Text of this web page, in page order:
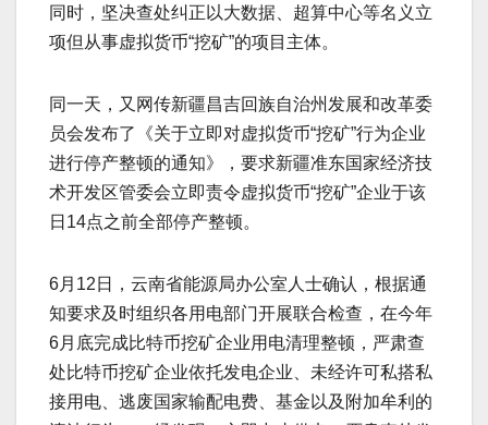
同时，坚决查处纠正以大数据、超算中心等名义立
项但从事虚拟货币“挖矿”的项目主体。
同一天，又网传新疆昌吉回族自治州发展和改革委
员会发布了《关于立即对虚拟货币“挖矿”行为企业
进行停产整顿的通知》，要求新疆准东国家经济技
术开发区管委会立即责令虚拟货币“挖矿”企业于该
日14点之前全部停产整顿。
6月12日，云南省能源局办公室人士确认，根据通
知要求及时组织各用电部门开展联合检查，在今年
6月底完成比特币挖矿企业用电清理整顿，严肃查
处比特币挖矿企业依托发电企业、未经许可私搭私
接用电、逃废国家输配电费、基金以及附加牟利的